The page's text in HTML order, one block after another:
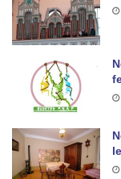
nad Vltavou
Pomník
v Lužci nad
Pomník
silnice severně
Kenotaf Alfeda
Hrobčicích